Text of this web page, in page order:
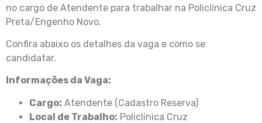
no cargo de Atendente para trabalhar na Policlínica Cruz
Preta/Engenho Novo.
Confira abaixo os detalhes da vaga e como se
candidatar.
Informações da Vaga:
Cargo: Atendente (Cadastro Reserva)
Local de Trabalho: Policlínica Cruz